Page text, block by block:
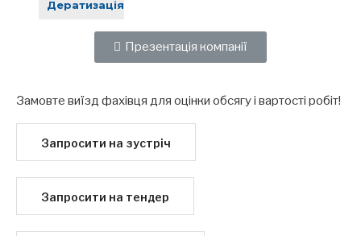
Дератизація
Презентація компанії
Замовте виїзд фахівця для оцінки обсягу і вартості робіт!
Запросити на зустріч
Запросити на тендер